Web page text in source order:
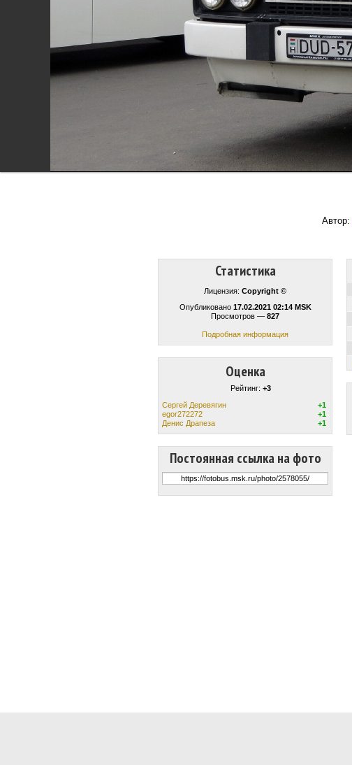
Автор:
Статистика
Лицензия: Copyright ©
Опубликовано 17.02.2021 02:14 MSK
Просмотров — 827
Подробная информация
Оценка
Рейтинг: +3
Сергей Деревягин
+1
egor272272
+1
Денис Драпеза
+1
Постоянная ссылка на фото